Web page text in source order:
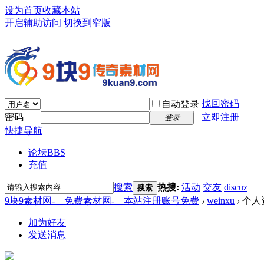
设为首页收藏本站
开启辅助访问 切换到窄版
自动登录 找回密码
密码
登录
立即注册
快捷导航
论坛BBS
充值
搜索 搜索 热搜: 活动 交友 discuz
9块9素材网-＿免费素材网-＿本站注册账号免费 › weinxu › 个人
加为好友
发送消息